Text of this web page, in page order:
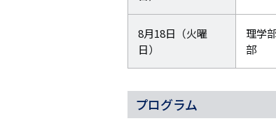
8月18日（火曜
日）
理学
部
プログラム